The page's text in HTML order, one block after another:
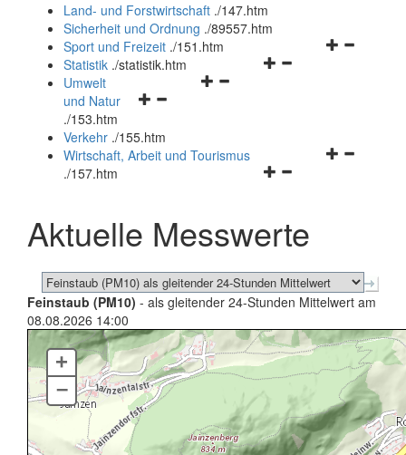
und
schließen
Land- und Forstwirtschaft ./147.htm
Sicherheit und Ordnung ./89557.htm
Navigationsmenü
Sport und Freizeit ./151.htm
Navigationsmenü
Statistik ./statistik.htm
Navigationsmenü
und
schließen
Umwelt
und Natur
./153.htm
Verkehr ./155.htm
Navigationsmenü
schließen
Wirtschaft, Arbeit und Tourismus
./157.htm
Aktuelle Messwerte
Feinstaub (PM10) - als gleitender 24-Stunden Mittelwert am
08.08.2026 14:00
+
–